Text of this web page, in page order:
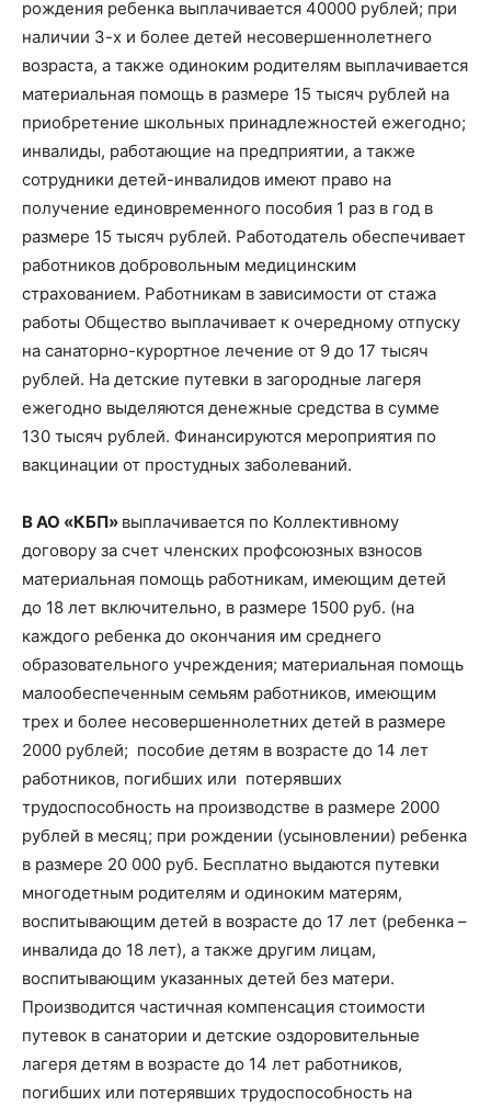
рождения ребенка выплачивается 40000 рублей; при
наличии 3-х и более детей несовершеннолетнего
возраста, а также одиноким родителям выплачивается
материальная помощь в размере 15 тысяч рублей на
приобретение школьных принадлежностей ежегодно;
инвалиды, работающие на предприятии, а также
сотрудники детей-инвалидов имеют право на
получение единовременного пособия 1 раз в год в
размере 15 тысяч рублей. Работодатель обеспечивает
работников добровольным медицинским
страхованием. Работникам в зависимости от стажа
работы Общество выплачивает к очередному отпуску
на санаторно-курортное лечение от 9 до 17 тысяч
рублей. На детские путевки в загородные лагеря
ежегодно выделяются денежные средства в сумме
130 тысяч рублей. Финансируются мероприятия по
вакцинации от простудных заболеваний.
В АО «КБП» выплачивается по Коллективному
договору за счет членских профсоюзных взносов
материальная помощь работникам, имеющим детей
до 18 лет включительно, в размере 1500 руб. (на
каждого ребенка до окончания им среднего
образовательного учреждения; материальная помощь
малообеспеченным семьям работников, имеющим
трех и более несовершеннолетних детей в размере
2000 рублей; пособие детям в возрасте до 14 лет
работников, погибших или потерявших
трудоспособность на производстве в размере 2000
рублей в месяц; при рождении (усыновлении) ребенка
в размере 20 000 руб. Бесплатно выдаются путевки
многодетным родителям и одиноким матерям,
воспитывающим детей в возрасте до 17 лет (ребенка –
инвалида до 18 лет), а также другим лицам,
воспитывающим указанных детей без матери.
Производится частичная компенсация стоимости
путевок в санатории и детские оздоровительные
лагеря детям в возрасте до 14 лет работников,
погибших или потерявших трудоспособность на